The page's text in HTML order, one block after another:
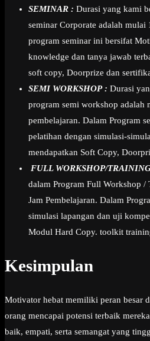
SEMINAR : Durasi yang kami
seminar Corporate adalah mulai
program seminar ini bersifat
knowledge dan tanya jawab
soft copy, Doorprize dan
SEMI WORKSHOP : Durasi
program semi workshop adalah
pembelajaran. Dalam Program
pelatihan dengan simulasi-
mendapatkan Soft Copy,
FULL WORKSHOP/
dalam Program Full Workshop /
Jam Pembelajaran. Dalam
simulasi lapangan dan uji
Modul Hard Copy. toolkit
Kesimpulan
Motivator hebat memiliki peran besar
orang mencapai potensi terbaik
baik, empati, serta semangat yang